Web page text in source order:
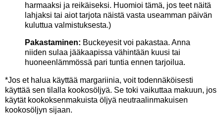
harmaaksi ja reikäiseksi. Huomioi tämä, jos teet näitä
lahjaksi tai aiot tarjota näistä vasta useamman päivän
kuluttua valmistuksesta.)
Pakastaminen: Buckeyesit voi pakastaa. Anna
niiden sulaa jääkaapissa vähintään kuusi tai
huoneenlämmössä pari tuntia ennen tarjoilua.
*Jos et halua käyttää margariinia, voit todennäköisesti
käyttää sen tilalla kookosöljyä. Se toki vaikuttaa makuun, jos
käytät kookoksenmakuista öljyä neutraalinmakuisen
kookosöljyn sijaan.